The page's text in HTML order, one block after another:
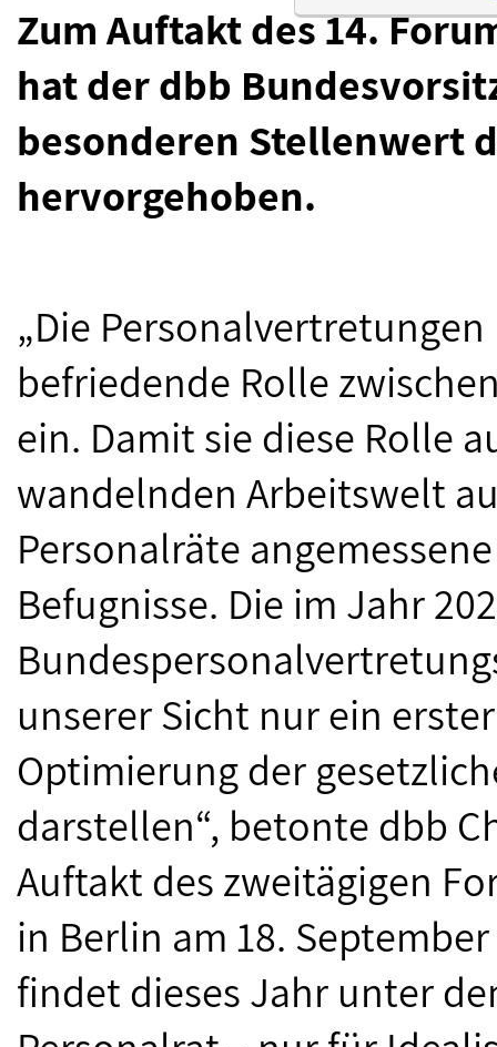
Zum Auftakt des 14.
hat der dbb
besonderen Stellenwert
hervorgehoben.
„Die
befriedende Rolle
ein. Damit sie diese Rolle
wandelnden Arbeitswelt
Personalräte
Befugnisse. Die im Jahr
unserer Sicht nur ein
Optimierung der
darstellen“, betonte dbb
Auftakt des zweitägigen
in Berlin am 18.
findet dieses Jahr unter